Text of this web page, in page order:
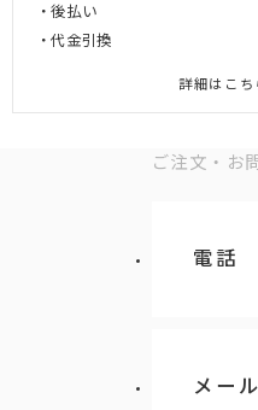
・後払い
・代金引換
詳細はこち
ご注文・お
電話
メール